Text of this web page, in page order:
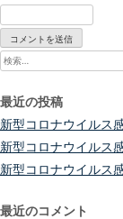
検
最近の投稿
新型コロナウイルス
新型コロナウイルス
新型コロナウイルス
最近のコメント